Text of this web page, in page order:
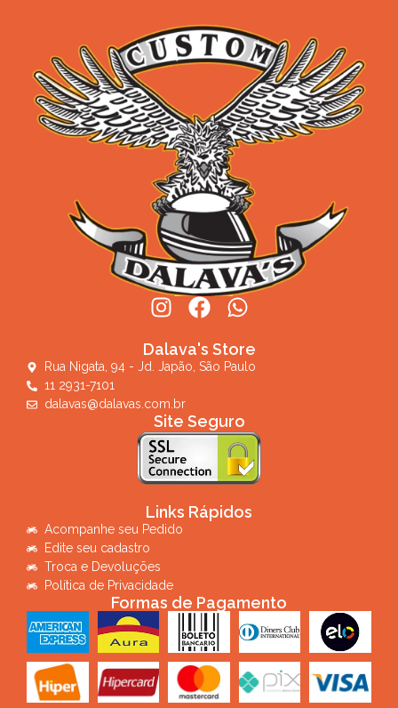
Dalava's Store
Rua Nigata, 94 - Jd. Japão, São Paulo
11 2931-7101
dalavas@dalavas.com.br
Site Seguro
Links Rápidos
Acompanhe seu Pedido
Edite seu cadastro
Troca e Devoluções
Política de Privacidade
Formas de Pagamento